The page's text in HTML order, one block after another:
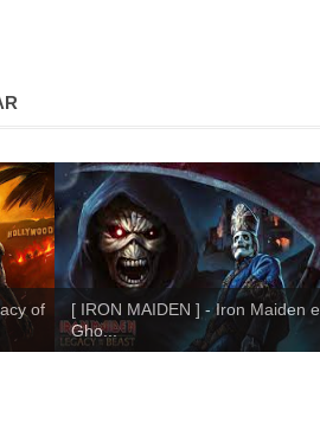
of
[ IRON MAIDEN ] - Iron Maiden e
Gho...